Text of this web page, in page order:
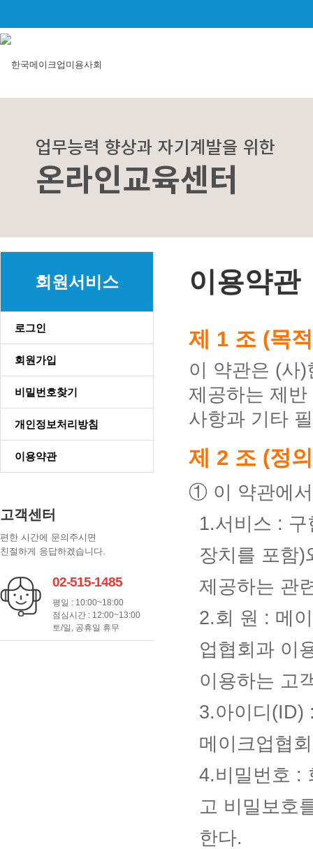
회원서비스
로그인
회원가입
비밀번호찾기
개인정보처리방침
이용약관
고객센터
편한 시간에 문의주시면
친절하게 응답하겠습니다.
02-515-1485
평일 : 10:00~18:00
점심시간 : 12:00~13:00
토/일, 공휴일 휴무
이용약관
제 1 조 (목
이 약관은 (사)
제공하는 제
사항과 기타
제 2 조 (정
① 이 약관에
1.서비스 :
장치를 포함)
제공하는 관
2.회 원 : 메
업협회과 이
이용하는 고
3.아이디(ID)
메이크업협
4.비밀번호 :
고 비밀보호
한다.